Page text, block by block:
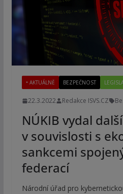
• AKTUÁLNĚ BEZPEČNOST
22.3.2022 Redakce ISVS.CZ
NÚKIB vydal
v souvislosti s
sankcemi
federací
Národní úřad pro